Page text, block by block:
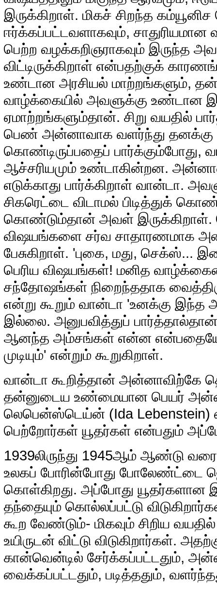
இருக்கிறாள். மிகச் சிறந்த
ஈர்க்கப்பட்டவளாகவும், சாதுரியமான
பெற்ற வழக்கறிஞராகவும் இருந்த
விட்டிருக்கிறாள் என்பதற்குக்
உண்டான அரசியல் மாற்றங்களும்,
வாழ்க்கையில் அவளுக்கு உண்டான
ஏமாற்றங்களும்தான். சிறு வயதில்
பெண் அன்னாவாக வளர்ந்து தனக்கு
கொண்டிருப்பதைப் பார்க்கும்போது,
ஆச்சரியமும் உண்டாகின்றன.
எடுக்காது பார்க்கிறாள் வான்டா.
சிகரெட்டை விடாமல் பிடித்துக்
கொண்டும்தான் அவள் இருக்கிறாள்.
விஷயங்களை சர்வ சாதாரணமாக
பேசுகிறாள். 'புகை, மது, செக்ஸ்...
பெரிய விஷயங்கள்! மனித
சந்தோஷங்கள் நிறைந்ததாக
என்று கூறும் வான்டா 'உனக்கு இந்த
இல்லை. அனுபவித்துப்
ஆனந்த அம்சங்கள் என்ன என்பதையே
முடியும்' என்றும் கூறுகிறாள்.
வான்டா கூறித்தான் அன்னாவிற்கே
தன்னுடைய உண்மையான பெயர்
லெபென்ஸ்டெய்ன் (Ida Lebenstein)
பெற்றோர்கள் யூதர்கள் என்பதும்
1939லிருந்து 1945ஆம் ஆண்டு
உலகப் போரின்போது போலேண்ட்டை
கொள்கிறது. அப்போது யூதர்களான
தந்தையும் கொல்லப்பட்டு
கூற வேண்டும்- மிகவும் சிறிய
உயிருடன் விட்டு விடுகிறார்கள்.
கான்வென்டில் சேர்க்கப்பட்டதும்,
வைக்கப்பட்டதும், படித்ததும்,